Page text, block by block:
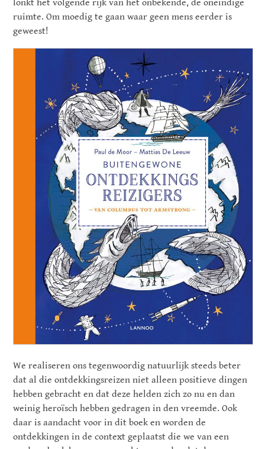
lonkt het volgende rijk van het onbekende, de oneindige
ruimte. Om moedig te gaan waar geen mens eerder is
geweest!
We realiseren ons tegenwoordig natuurlijk steeds beter
dat al die ontdekkingsreizen niet alleen positieve dingen
hebben gebracht en dat deze helden zich zo nu en dan
weinigheroïschhebben gedragen in den vreemde. Ook
daar is aandacht voor in dit boek en worden de
ontdekkingen in de context geplaatst die we van een